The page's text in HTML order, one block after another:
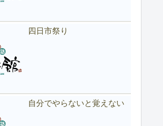
四日市祭り
自分でやらないと覚えない